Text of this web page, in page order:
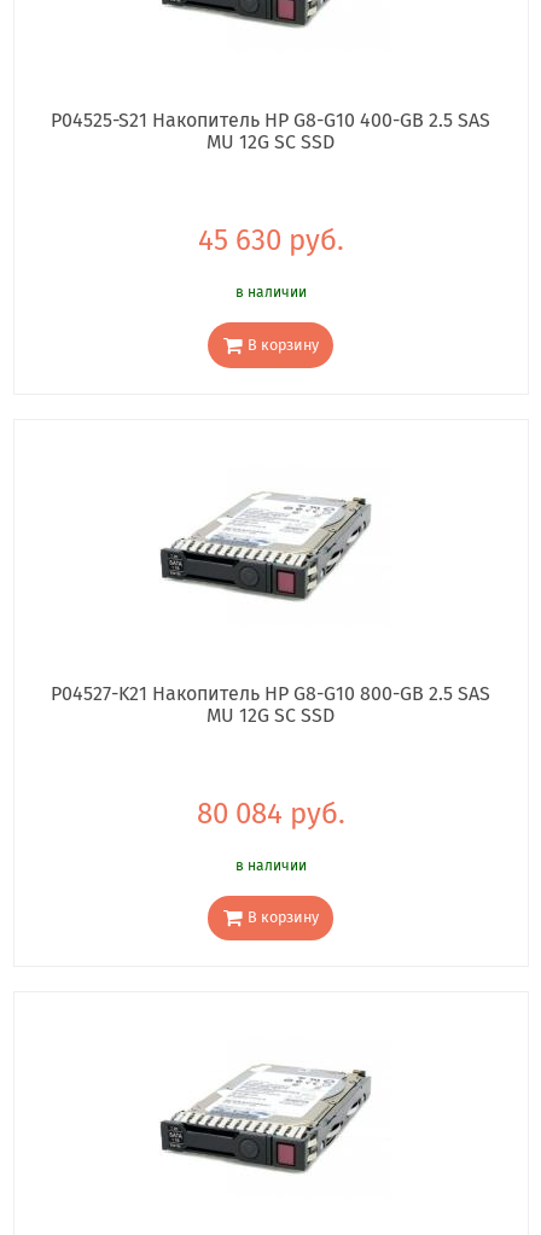
P04525-S21 Накопитель HP G8-G10 400-GB 2.5 SAS
MU 12G SC SSD
45 630 руб.
в наличии
В корзину
P04527-K21 Накопитель HP G8-G10 800-GB 2.5 SAS
MU 12G SC SSD
80 084 руб.
в наличии
В корзину